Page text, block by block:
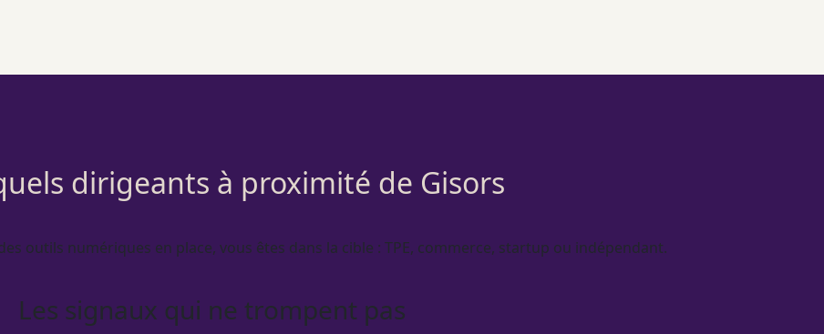
dirigeants à proximité de Gisors
outils numériques en place, vous êtes dans la cible : TPE, commerce, startup ou indépendant.
Les signaux qui ne trompent pas